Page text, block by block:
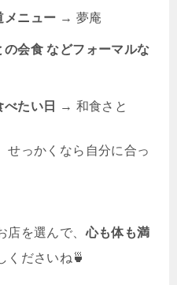
メニュー → 夢庵
会食 などフォーマルな
たい日 → 和食さと
せっかくなら自分に合っ
店を選んで、心も体も満
くださいね🍵